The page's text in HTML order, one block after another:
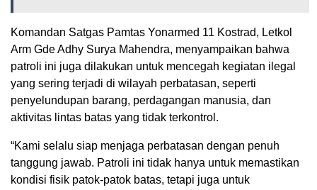
Komandan Satgas Pamtas Yonarmed 11 Kostrad, Letkol
Arm Gde Adhy Surya Mahendra, menyampaikan bahwa
patroli ini juga dilakukan untuk mencegah kegiatan ilegal
yang sering terjadi di wilayah perbatasan, seperti
penyelundupan barang, perdagangan manusia, dan
aktivitas lintas batas yang tidak terkontrol.
“Kami selalu siap menjaga perbatasan dengan penuh
tanggung jawab. Patroli ini tidak hanya untuk memastikan
kondisi fisik patok-patok batas, tetapi juga untuk